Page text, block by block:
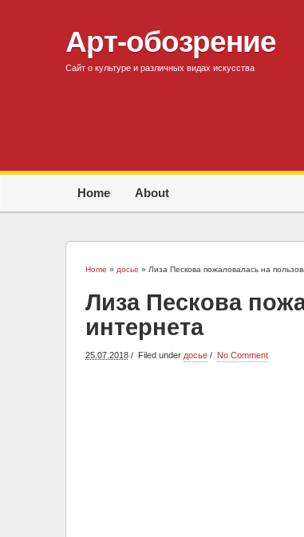
Арт-обозрение
Сайт о культуре и различных видах искусства
Home About
Home » досье » Лиза Пескова пожаловалась на
Лиза Пескова
интернета
25.07.2018 Filed under досье No Comment